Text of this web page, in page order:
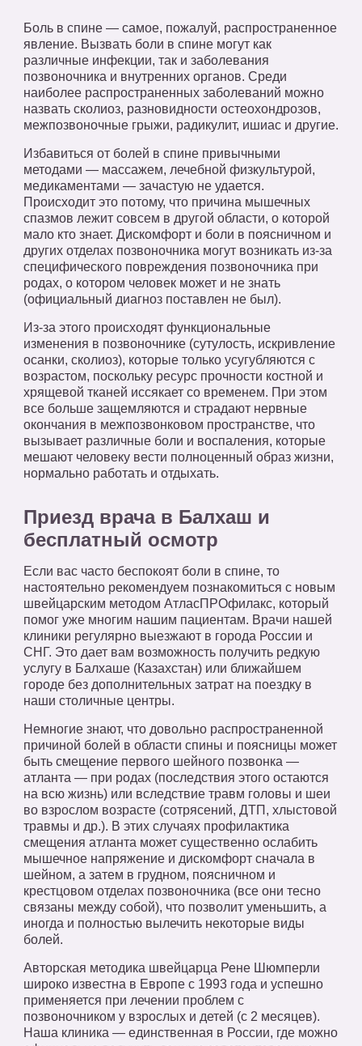
Боль в спине — самое, пожалуй, распространенное
явление. Вызвать боли в спине могут как
различные инфекции, так и заболевания
позвоночника и внутренних органов. Среди
наиболее распространенных заболеваний можно
назвать сколиоз, разновидности остеохондрозов,
межпозвоночные грыжи, радикулит, ишиас и другие.
Избавиться от болей в спине привычными
методами — массажем, лечебной физкультурой,
медикаментами — зачастую не удается.
Происходит это потому, что причина мышечных
спазмов лежит совсем в другой области, о которой
мало кто знает. Дискомфорт и боли в поясничном и
других отделах позвоночника могут возникать из-за
специфического повреждения позвоночника при
родах, о котором человек может и не знать
(официальный диагноз поставлен не был).
Из-за этого происходят функциональные
изменения в позвоночнике (сутулость, искривление
осанки, сколиоз), которые только усугубляются с
возрастом, поскольку ресурс прочности костной и
хрящевой тканей иссякает со временем. При этом
все больше защемляются и страдают нервные
окончания в межпозвонковом пространстве, что
вызывает различные боли и воспаления, которые
мешают человеку вести полноценный образ жизни,
нормально работать и отдыхать.
Приезд врача в Балхаш и
бесплатный осмотр
Если вас часто беспокоят боли в спине, то
настоятельно рекомендуем познакомиться с новым
швейцарским методом АтласПРОфилакс, который
помог уже многим нашим пациентам. Врачи нашей
клиники регулярно выезжают в города России и
СНГ. Это дает вам возможность получить редкую
услугу в Балхаше (Казахстан) или ближайшем
городе без дополнительных затрат на поездку в
наши столичные центры.
Немногие знают, что довольно распространенной
причиной болей в области спины и поясницы может
быть смещение первого шейного позвонка —
атланта — при родах (последствия этого остаются
на всю жизнь) или вследствие травм головы и шеи
во взрослом возрасте (сотрясений, ДТП, хлыстовой
травмы и др.). В этих случаях профилактика
смещения атланта может существенно ослабить
мышечное напряжение и дискомфорт сначала в
шейном, а затем в грудном, поясничном и
крестцовом отделах позвоночника (все они тесно
связаны между собой), что позволит уменьшить, а
иногда и полностью вылечить некоторые виды
болей.
Авторская методика швейцарца Рене Шюмперли
широко известна в Европе с 1993 года и успешно
применяется при лечении проблем с
позвоночником у взрослых и детей (с 2 месяцев).
Наша клиника — единственная в России, где можно